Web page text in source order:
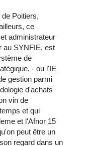
Poitiers,
ce
administrateur
au SYNFIE, est
de
- ou l'IE
gestion parmi
d'achats
vin de
et qui
et l'Afnor 15
peut être un
regard dans un